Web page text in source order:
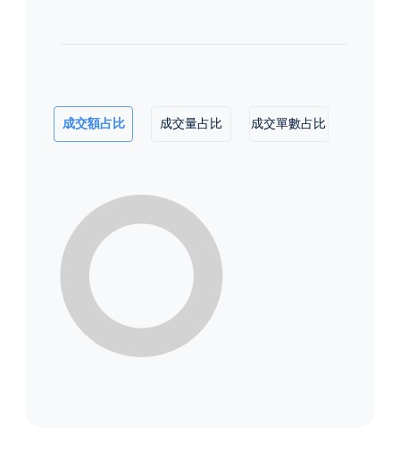
成交額占比 成交量占比 成交單數占比